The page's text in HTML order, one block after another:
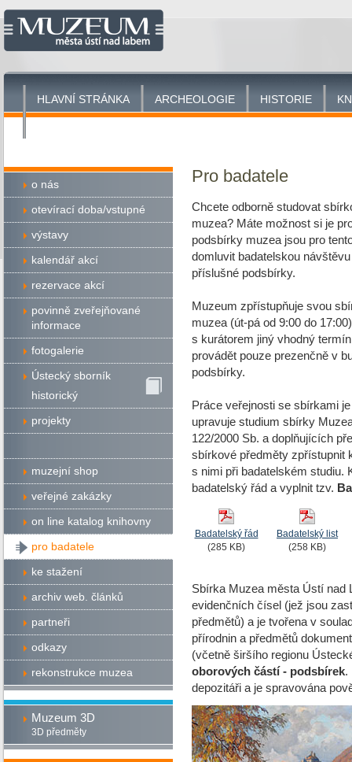
HLAVNÍ STRÁNKA ARCHEOLOGIE HISTORIE
o nás
otevírací doba/vstupné
výstavy
kalendář akcí
rezervace akcí
povinně zveřejňované
informace
fotogalerie
Ústecký sborník
historický
projekty
muzejní shop
veřejné zakázky
on line katalog knihovny
pro badatele
ke stažení
archiv web. článků
partneři
odkazy
rekonstrukce muzea
Muzeum 3D
3D předměty
Pro badatele
Chcete odborně studovat
muzea? Máte možnost si je
podsbírky muzea jsou pro
domluvit badatelskou
příslušné podsbírky.
Muzeum zpřístupňuje svou
muzea (út-pá od 9:00 do
s kurátorem jiný vhodný
provádět pouze prezenčně v
podsbírky.
Práce veřejnosti se sbírkami
upravuje studium sbírky
122/2000 Sb. a doplňujících
sbírkové předměty zpřístupnit
s nimi při badatelském studiu.
badatelský řád a vyplnit tzv.
Badatelský řád
(285 KB)
Badatelský list
(258 KB)
Sbírka Muzea města Ústí nad
evidenčních čísel (jež jsou
předmětů) a je tvořena v
přírodnin a předmětů
(včetně širšího regionu
oborových částí - podsbírek.
depozitáři a je spravována